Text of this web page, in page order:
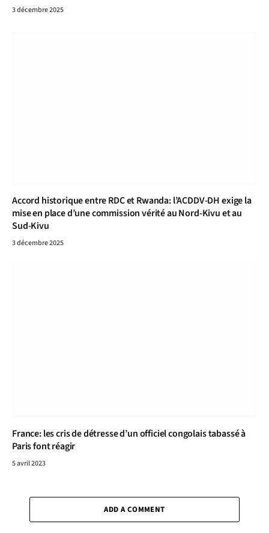
3 décembre 2025
Accord historique entre RDC et Rwanda: l’ACDDV-DH exige la
mise en place d’une commission vérité au Nord-Kivu et au
Sud-Kivu
3 décembre 2025
France: les cris de détresse d’un officiel congolais tabassé à
Paris font réagir
5 avril 2023
ADD A COMMENT